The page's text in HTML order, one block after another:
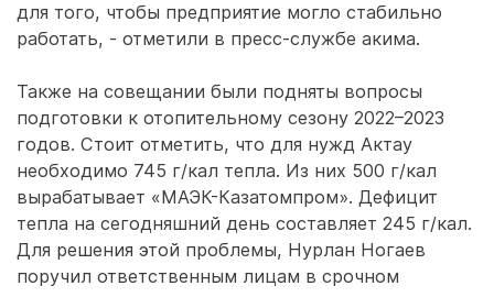
для того, чтобы предприятие могло стабильно
работать, - отметили в пресс-службе акима.
Также на совещании были подняты вопросы
подготовки к отопительному сезону 2022–2023
годов. Стоит отметить, что для нужд Актау
необходимо 745 г/кал тепла. Из них 500 г/кал
вырабатывает «МАЭК-Казатомпром». Дефицит
тепла на сегодняшний день составляет 245 г/кал.
Для решения этой проблемы, Нурлан Ногаев
поручил ответственным лицам в срочном